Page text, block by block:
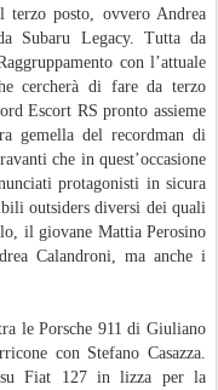
posto, ovvero Andrea
Subaru Legacy. Tutta da
con l’attuale
cercherà di fare da terzo
Escort RS pronto assieme
gemella del recordman di
che in quest’occasione
protagonisti in sicura
outsiders diversi dei quali
il giovane Mattia Perosino
Calandroni, ma anche i
le Porsche 911 di Giuliano
con Stefano Casazza.
su Fiat 127 in lizza per la